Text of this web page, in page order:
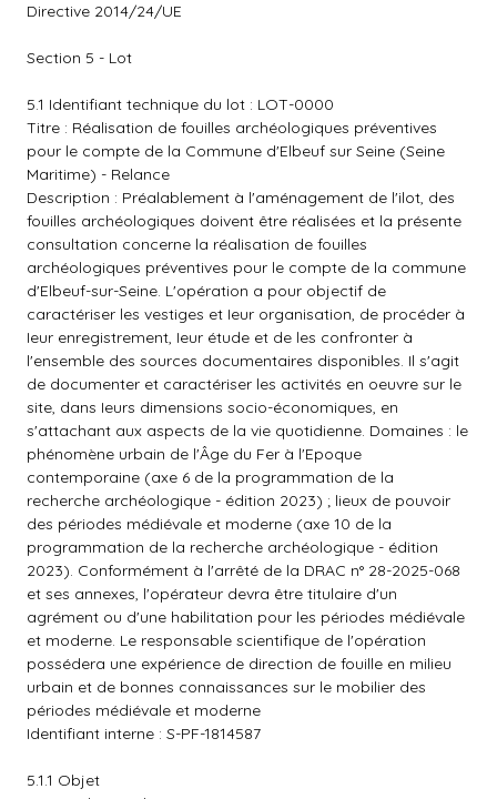
Directive 2014/24/UE
Section 5 - Lot
5.1 Identifiant technique du lot : LOT-0000
Titre : Réalisation de fouilles archéologiques préventives
pour le compte de la Commune d'Elbeuf sur Seine (Seine
Maritime) - Relance
Description : Préalablement à l'aménagement de l'ilot, des
fouilles archéologiques doivent être réalisées et la présente
consultation concerne la réalisation de fouilles
archéologiques préventives pour le compte de la commune
d'Elbeuf-sur-Seine. L'opération a pour objectif de
caractériser les vestiges et Ieur organisation, de procéder à
Ieur enregistrement, Ieur étude et de les confronter à
l'ensemble des sources documentaires disponibles. Il s'agit
de documenter et caractériser les activités en oeuvre sur le
site, dans Ieurs dimensions socio-économiques, en
s'attachant aux aspects de la vie quotidienne. Domaines : le
phénomène urbain de l'Âge du Fer à l'Epoque
contemporaine (axe 6 de la programmation de la
recherche archéologique - édition 2023) ; lieux de pouvoir
des périodes médiévale et moderne (axe 10 de la
programmation de la recherche archéologique - édition
2023). Conformément à l'arrêté de la DRAC n° 28-2025-068
et ses annexes, l'opérateur devra être titulaire d'un
agrément ou d'une habilitation pour les périodes médiévale
et moderne. Le responsable scientifique de l'opération
possédera une expérience de direction de fouille en milieu
urbain et de bonnes connaissances sur le mobilier des
périodes médiévale et moderne
Identifiant interne : S-PF-1814587
5.1.1 Objet